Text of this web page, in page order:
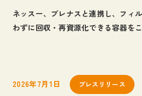
ネッスー、プレナスと連携し、フィ
わずに回収・再資源化できる容器を
2026年7月1日 プレスリリース